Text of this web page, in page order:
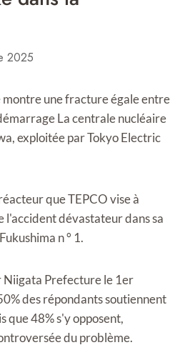
2025
montre une fracture égale entre
La centrale nucléaire
exploitée par Tokyo Electric
que TEPCO vise à
l'accident dévastateur dans sa
n ° 1.
Niigata Prefecture le 1er
des répondants soutiennent
que 48% s'y opposent,
du problème.